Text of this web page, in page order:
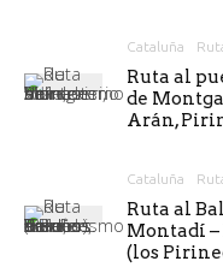
Cataluña
Ruta al
de
Arán,
Cataluña
Ruta al
Montadí –
(los